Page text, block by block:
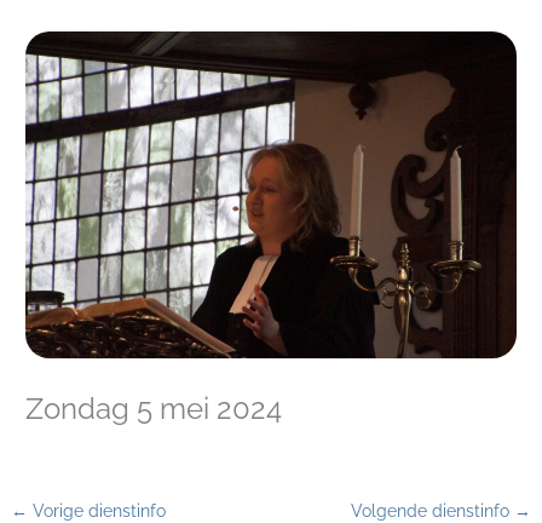
Zondag 5 mei 2024
← Vorige dienstinfo Volgende dienstinfo →